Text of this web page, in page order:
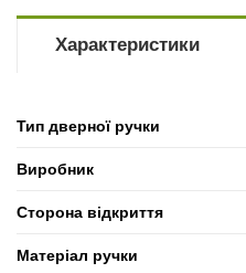
Характеристики
Тип дверної ручки
Виробник
Сторона відкриття
Матеріал ручки